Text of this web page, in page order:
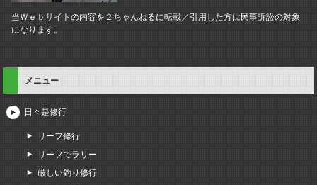
当Ｗｅｂサイトの内容を２ちゃんねるに転載／引用した方は民事訴訟の対象
になります。
メニュー
日々是修行
リーフ修行
リーフでラリー
厳しい釣り修行